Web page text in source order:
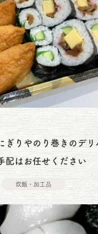
ぎりやのり巻きのデリ
配はお任せください
炊飯・加工品